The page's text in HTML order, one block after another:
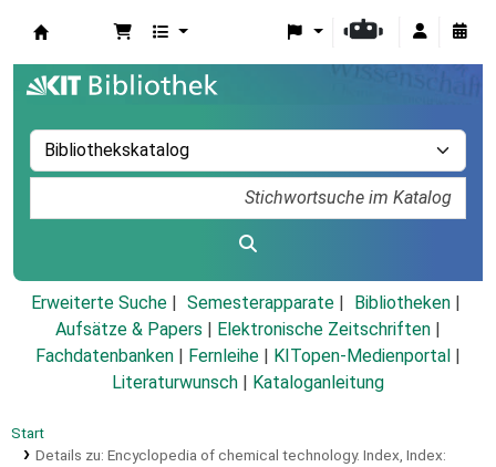
Erweiterte Suche Semesterapparate
Bibliotheken
Aufsätze & Papers
Elektronische Zeitschriften
Fachdatenbanken
Fernleihe KITopen-Medienportal
Literaturwunsch
Kataloganleitung
Start
Details zu: Encyclopedia of chemical technology. Index, Index: